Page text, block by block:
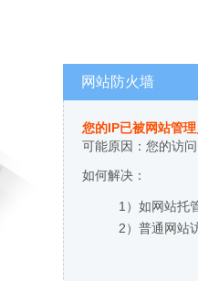
网站防火墙
您的IP已被网站管
可能原因：您的访
如何解决：
1）如网站托
2）普通网站